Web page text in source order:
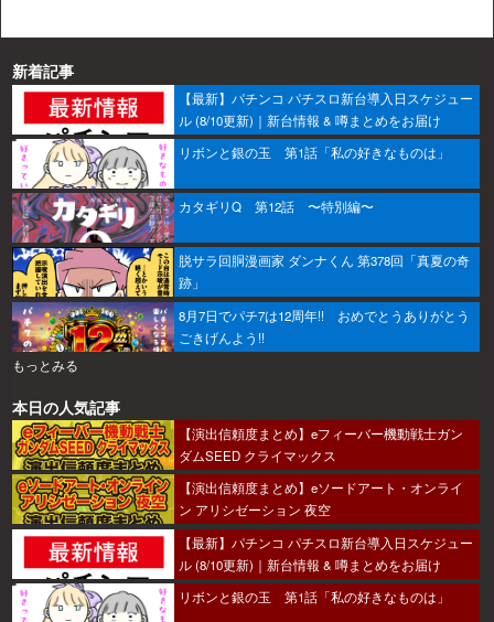
新着記事
【最新】パチンコ パチスロ新台導入日スケジュー
ル (8/10更新)｜新台情報 & 噂まとめをお届け
リボンと銀の玉 第1話「私の好きなものは」
カタギリQ 第12話 〜特別編〜
脱サラ回胴漫画家 ダンナくん 第378回「真夏の奇
跡」
8月7日でパチ7は12周年!! おめでとうありがとう
ごきげんよう!!
もっとみる
本日の人気記事
【演出信頼度まとめ】eフィーバー機動戦士ガン
ダムSEED クライマックス
【演出信頼度まとめ】eソードアート・オンライ
ン アリシゼーション 夜空
【最新】パチンコ パチスロ新台導入日スケジュー
ル (8/10更新)｜新台情報 & 噂まとめをお届け
リボンと銀の玉 第1話「私の好きなものは」